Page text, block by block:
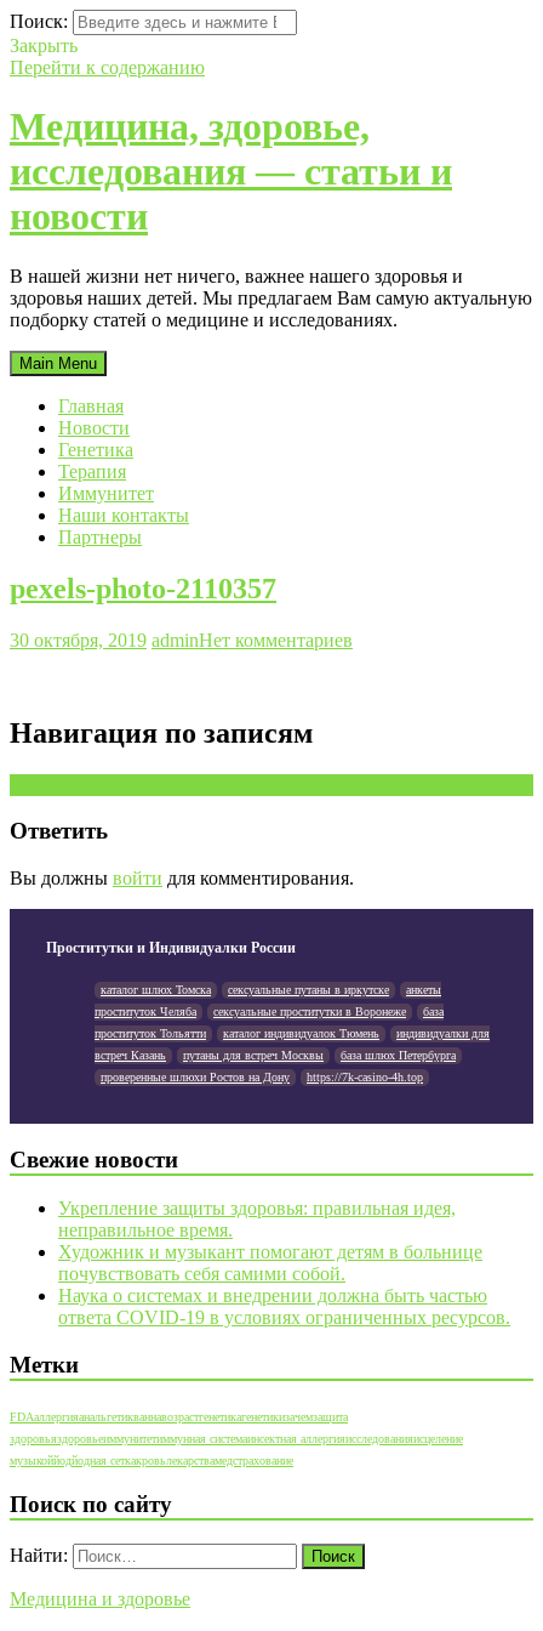
Поиск:
Закрыть
Перейти к содержанию
Медицина, здоровье,
исследования — статьи и
новости
В нашей жизни нет ничего, важнее нашего здоровья и
здоровья наших детей. Мы предлагаем Вам самую актуальную
подборку статей о медицине и исследованиях.
Main Menu
Главная
Новости
Генетика
Терапия
Иммунитет
Наши контакты
Партнеры
pexels-photo-2110357
30 октября, 2019 adminНет комментариев
Навигация по записям
Ответить
Вы должны войти для комментирования.
Проститутки и Индивидуалки России
каталог шлюх Томска сексуальные путаны в иркутске
анкеты
проституток Челяба
сексуальные проститутки в Воронеже
база
проституток Тольятти
каталог индивидуалок Тюмень
индивидуалки для
встреч Казань
путаны для встреч Москвы
база шлюх Петербурга
проверенные шлюхи Ростов на Дону
https://7k-casino-4h.top
Свежие новости
Укрепление защиты здоровья: правильная идея,
неправильное время.
Художник и музыкант помогают детям в больнице
почувствовать себя самими собой.
Наука о системах и внедрении должна быть частью
ответа COVID-19 в условиях ограниченных ресурсов.
Метки
FDAаллергияанальгетикваннавозрастгенетикагенетикизачемзащита
здоровьяздоровьеиммунитетиммунная системаинсектная аллергияисследованияисцеление
музыкоййодйодная сеткакровьлекарствамедстрахование
Поиск по сайту
Найти:
Медицина и здоровье